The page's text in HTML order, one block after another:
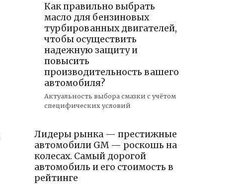
Как правильно выбрать
масло для бензиновых
турбированных двигателей,
чтобы осуществить
надежную защиту и
повысить
производительность вашего
автомобиля?
Актуальность выбора смазки с учётом
специфических условий
Лидеры рынка — престижные
автомобили GM — роскошь на
колесах. Самый дорогой
автомобиль и его стоимость в
рейтинге